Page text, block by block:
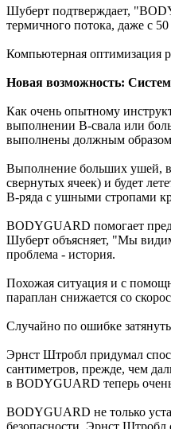
Шуберт подтверждает,
термичного потока, даже с
Компьютерная оптимизация
Новая возможность:
Как очень опытному
выполнении B-свала или
выполнены должным
Выполнение больших ушей,
свернутых ячеек) и будет
B-ряда с ушными стропами
BODYGUARD помогает
Шуберт объясняет, "Мы
проблема - история.
Похожая ситуация и с
параплан снижается со
Случайно по ошибке
Эрнст Штробл придумал
сантиметров, прежде, чем
в BODYGUARD теперь очень
BODYGUARD не только
безопасности, Эрнст Штробл